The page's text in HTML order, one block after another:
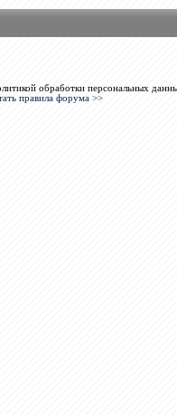
обработки персональных
правила форума >>